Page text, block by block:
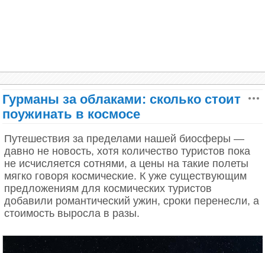
На северо-западе, в семи километрах от центра
города находится гора Гуанминшань, на южном
склоне которой примостилась скала «Камышовая
называемая Пещерой тростниковых флейт (Reed
Гурманы за облаками: сколько стоит
поужинать в космосе
Путешествия за пределами нашей биосферы —
давно не новость, хотя количество туристов пока
не исчисляется сотнями, а цены на такие полеты
мягко говоря космические. К уже существующим
предложениям для космических туристов
добавили романтический ужин, сроки перенесли, а
стоимость выросла в разы.